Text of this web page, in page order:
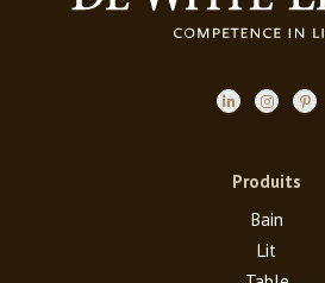
Produits
Bain
Lit